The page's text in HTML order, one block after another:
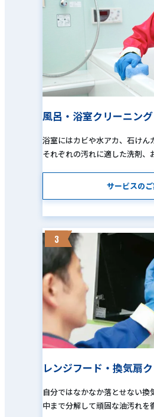
風呂・浴室クリーニング
浴室にはカビや水アカ、石けん
それぞれの汚れに適した洗剤
サービスの
3
レンジフード・換気扇
自分ではなかなか落とせない
中まで分解して頑固な油汚れを